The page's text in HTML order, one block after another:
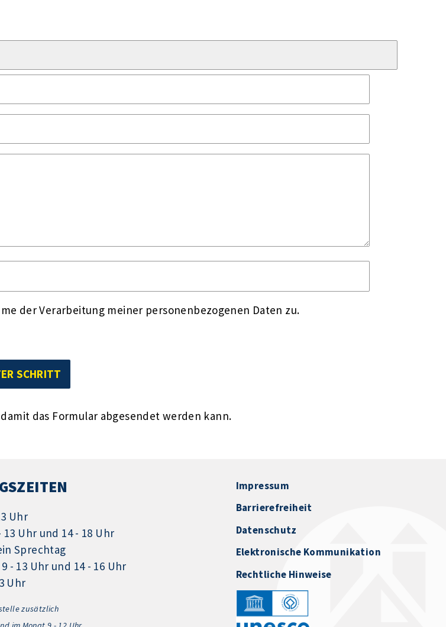
der Verarbeitung meiner personenbezogenen Daten zu.
das Formular abgesendet werden kann.
Uhr
Uhr und 14 - 18 Uhr
Sprechtag
- 13 Uhr und 14 - 16 Uhr
Uhr
zusätzlich
Impressum
Barrierefreiheit
Datenschutz
Elektronische Kommunikation
Rechtliche Hinweise